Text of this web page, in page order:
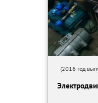
(2016 год